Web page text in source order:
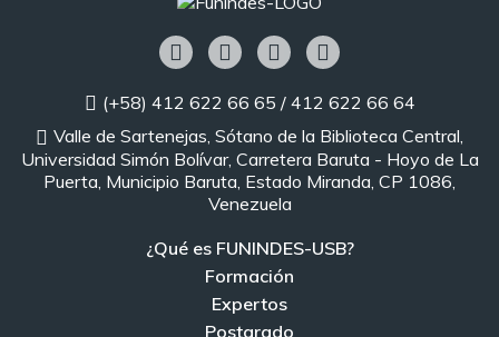
(+58) 412 622 66 65 / 412 622 66 64
Valle de Sartenejas, Sótano de la Biblioteca Central,
Universidad Simón Bolívar, Carretera Baruta - Hoyo de La
Puerta, Municipio Baruta, Estado Miranda, CP 1086,
Venezuela
¿Qué es FUNINDES-USB?
Formación
Expertos
Postgrado